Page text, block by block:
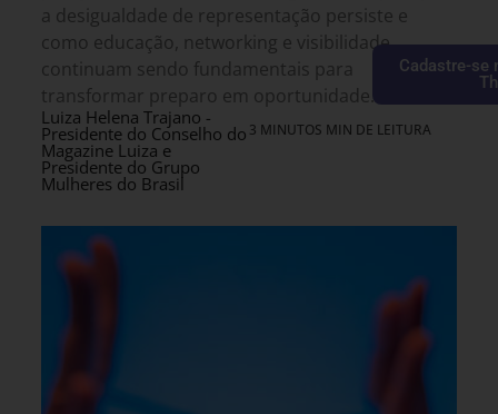
a desigualdade de representação persiste e
como educação, networking e visibilidade
continuam sendo fundamentais para
transformar preparo em oportunidade.
Luiza Helena Trajano -
Presidente do Conselho do
Magazine Luiza e
Presidente do Grupo
Mulheres do Brasil
3 MINUTOS MIN DE LEITURA
Cadastre-se